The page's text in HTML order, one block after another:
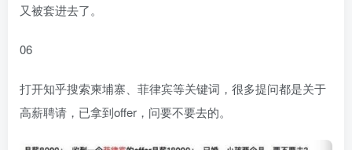
又被套进去了。
06
打开知乎搜索柬埔寨、菲律宾等关键词，很多提问都是关于
高薪聘请，已拿到offer，问要不要去的。